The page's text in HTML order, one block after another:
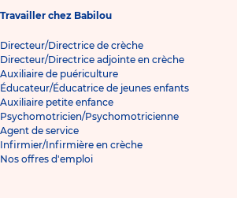
Travailler chez Babilou
Directeur/Directrice de crèche
Directeur/Directrice adjointe en crèche
Auxiliaire de puériculture
Éducateur/Éducatrice de jeunes enfants
Auxiliaire petite enfance
Psychomotricien/Psychomotricienne
Agent de service
Infirmier/Infirmière en crèche
Nos offres d'emploi